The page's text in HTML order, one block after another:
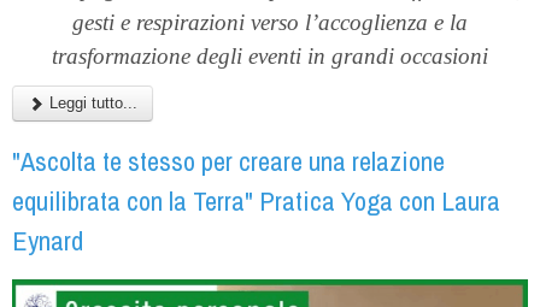
gesti e respirazioni verso l’accoglienza e la
trasformazione degli eventi in grandi occasioni
Leggi tutto...
"Ascolta te stesso per creare una relazione
equilibrata con la Terra" Pratica Yoga con Laura
Eynard